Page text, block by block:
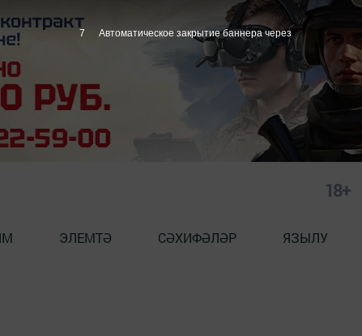
18+
ЭЛЕМТӘ СӘХИФӘЛӘР ЯЗЫЛУ
6 Автоматическое закрытие баннера через